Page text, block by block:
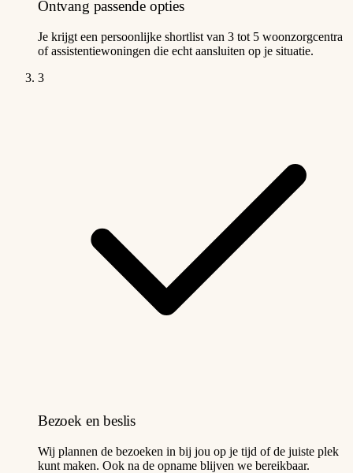
Ontvang passende opties
Je krijgt een persoonlijke shortlist van 3 tot 5 woonzorgcentra
of assistentiewoningen die echt aansluiten op je situatie.
3
Bezoek en beslis
Wij plannen de bezoeken in bij jou op je tijd of de juiste plek
kunt maken. Ook na de opname blijven we bereikbaar.